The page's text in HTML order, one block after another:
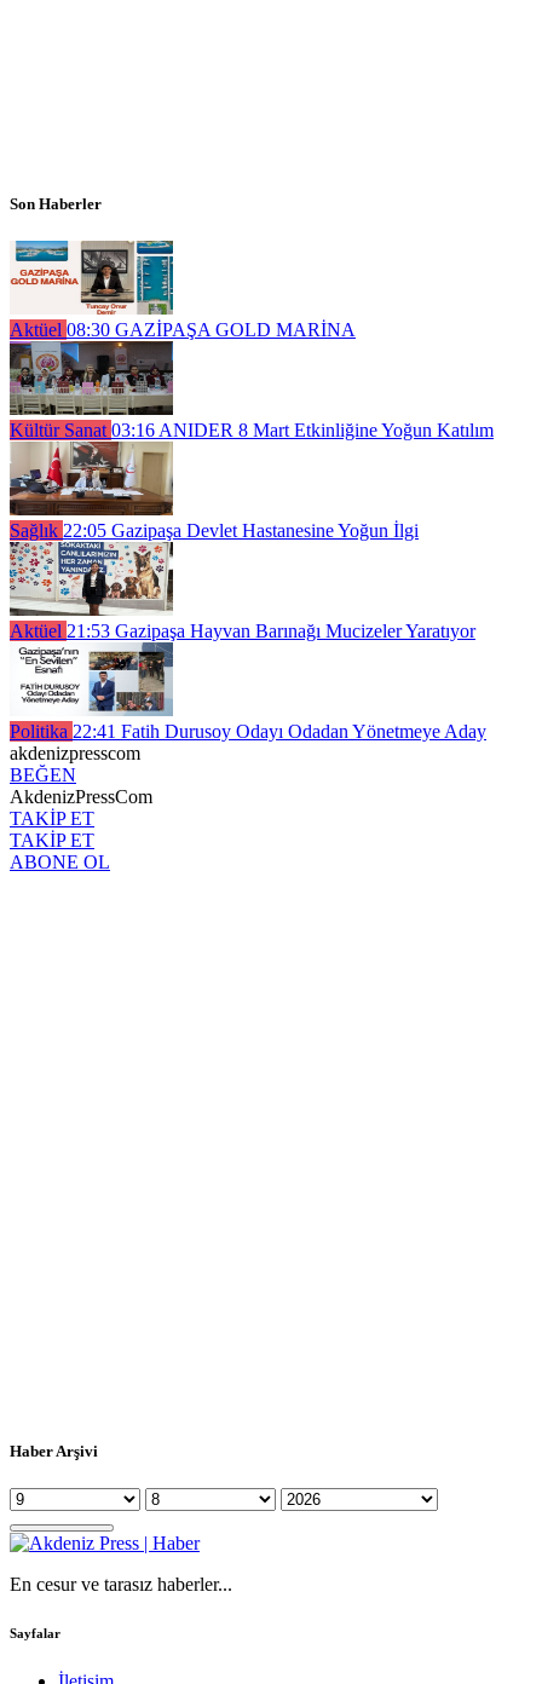
Son Haberler
Aktüel 08:30 GAZİPAŞA GOLD MARİNA
Kültür Sanat 03:16 ANIDER 8 Mart Etkinliğine Yoğun Katılım
Sağlık 22:05 Gazipaşa Devlet Hastanesine Yoğun İlgi
Aktüel 21:53 Gazipaşa Hayvan Barınağı Mucizeler Yaratıyor
Politika 22:41 Fatih Durusoy Odayı Odadan Yönetmeye Aday
akdenizpresscom
BEĞEN
AkdenizPressCom
TAKİP ET
TAKİP ET
ABONE OL
Haber Arşivi
En cesur ve tarasız haberler...
Sayfalar